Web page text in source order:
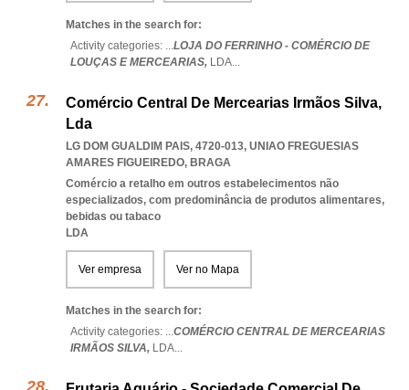
Matches in the search for:
Activity categories: ...LOJA DO FERRINHO - COMÉRCIO DE
LOUÇAS E MERCEARIAS, LDA...
Comércio Central De Mercearias Irmãos Silva,
Lda
LG DOM GUALDIM PAIS, 4720-013, UNIAO FREGUESIAS
AMARES FIGUEIREDO, BRAGA
Comércio a retalho em outros estabelecimentos não
especializados, com predominância de produtos alimentares,
bebidas ou tabaco
LDA
Ver empresa Ver no Mapa
Matches in the search for:
Activity categories: ...COMÉRCIO CENTRAL DE MERCEARIAS
IRMÃOS SILVA, LDA...